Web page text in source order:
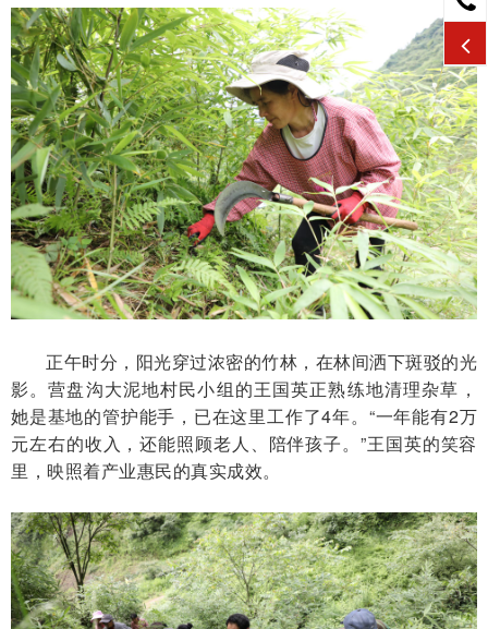
正午时分，阳光穿过浓密的竹林，在林间洒下斑驳的光
影。营盘沟大泥地村民小组的王国英正熟练地清理杂草，
她是基地的管护能手，已在这里工作了4年。“一年能有2万
元左右的收入，还能照顾老人、陪伴孩子。”王国英的笑容
里，映照着产业惠民的真实成效。